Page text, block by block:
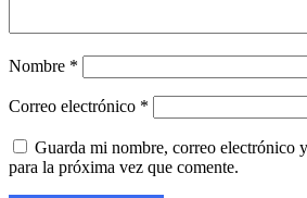
Nombre *
Correo electrónico *
Guarda mi nombre, correo electrónico
para la próxima vez que comente.